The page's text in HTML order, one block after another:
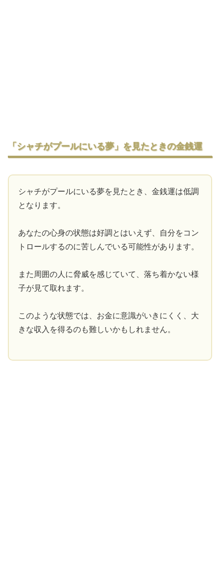
「シャチがプールにいる夢」を見たときの金銭運
シャチがプールにいる夢を見たとき、金銭運は低調
となります。
あなたの心身の状態は好調とはいえず、自分をコン
トロールするのに苦しんでいる可能性があります。
また周囲の人に脅威を感じていて、落ち着かない様
子が見て取れます。
このような状態では、お金に意識がいきにくく、大
きな収入を得るのも難しいかもしれません。